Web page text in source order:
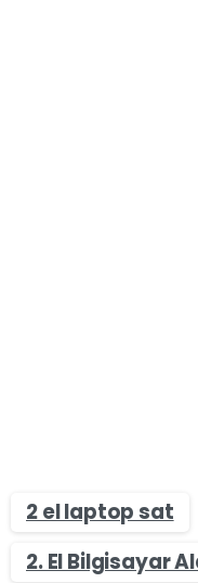
2 el laptop sat
2. El Bilgisayar